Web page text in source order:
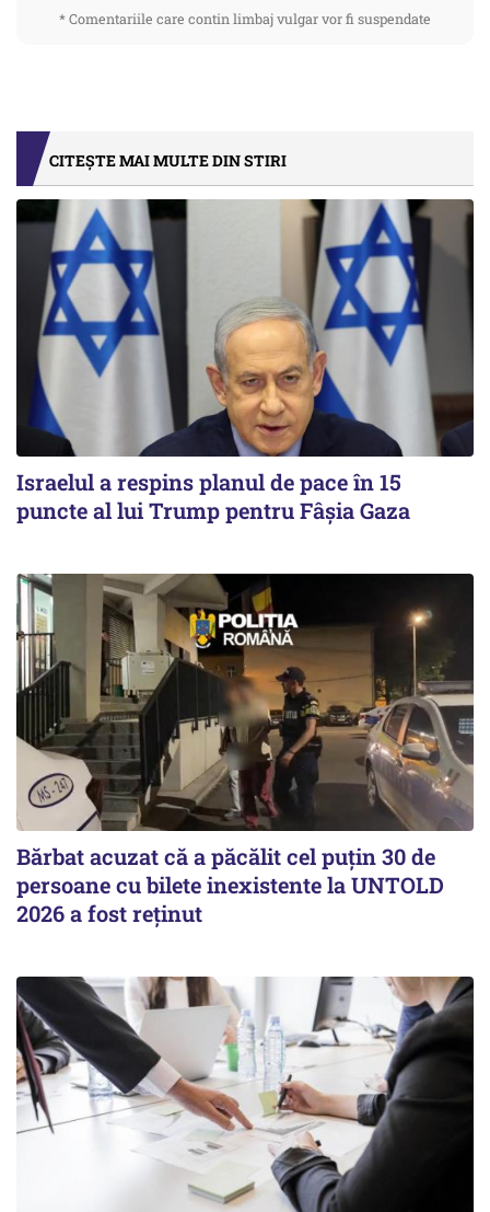
* Comentariile care contin limbaj vulgar vor fi suspendate
CITEȘTE MAI MULTE DIN STIRI
Israelul a respins planul de pace în 15
puncte al lui Trump pentru Fâșia Gaza
Bărbat acuzat că a păcălit cel puțin 30 de
persoane cu bilete inexistente la UNTOLD
2026 a fost reținut